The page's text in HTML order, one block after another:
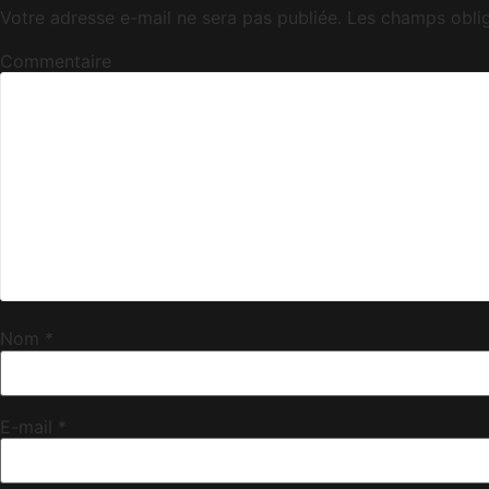
Votre adresse e-mail ne sera pas publiée. Les champs
Commentaire
Nom *
E-mail *